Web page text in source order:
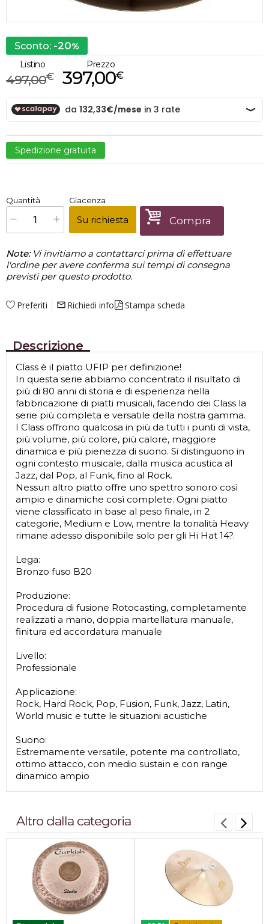
Sconto: -20%
Listino
€
497,00
Prezzo
€
397,00
Spedizione gratuita
x1 Prezzo finale:€397,00
Quantità Giacenza
Su richiesta Compra
Note: Vi invitiamo a contattarci prima di effettuare
l'ordine per avere conferma sui tempi di consegna
previsti per questo prodotto.
Preferiti mail_outline Richiedi info Stampa scheda
Descrizione
Class è il piatto UFIP per definizione!
In questa serie abbiamo concentrato il risultato di
più di 80 anni di storia e di esperienza nella
fabbricazione di piatti musicali, facendo dei Class la
serie più completa e versatile della nostra gamma.
I Class offrono qualcosa in più da tutti i punti di vista,
più volume, più colore, più calore, maggiore
dinamica e più pienezza di suono. Si distinguono in
ogni contesto musicale, dalla musica acustica al
Jazz, dal Pop, al Funk, fino al Rock.
Nessun altro piatto offre uno spettro sonoro così
ampio e dinamiche così complete. Ogni piatto
viene classificato in base al peso finale, in 2
categorie, Medium e Low, mentre la tonalità Heavy
rimane adesso disponibile solo per gli Hi Hat 14?.
Lega:
Bronzo fuso B20
Produzione:
Procedura di fusione Rotocasting, completamente
realizzati a mano, doppia martellatura manuale,
finitura ed accordatura manuale
Livello:
Professionale
Applicazione:
Rock, Hard Rock, Pop, Fusion, Funk, Jazz, Latin,
World music e tutte le situazioni acustiche
Suono:
Estremamente versatile, potente ma controllato,
ottimo attacco, con medio sustain e con range
dinamico ampio
Altro dalla categoria